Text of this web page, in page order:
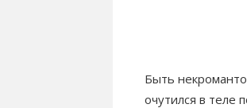
Быть
очутился в теле